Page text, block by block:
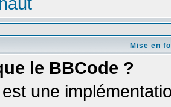
Mise en
le BBCode ?
une